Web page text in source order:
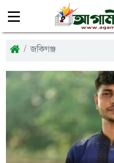
জকিগঞ্জ